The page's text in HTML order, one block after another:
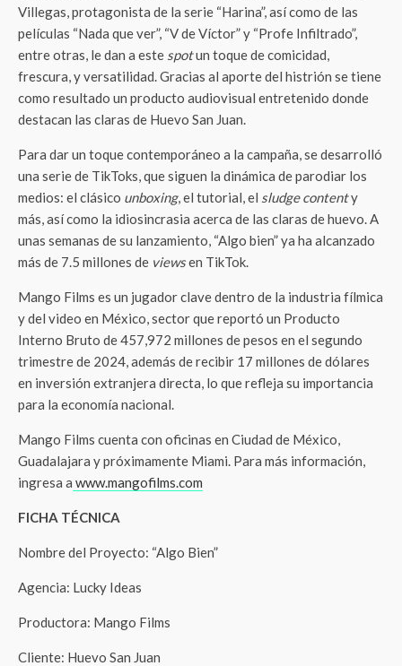
Villegas, protagonista de la serie “Harina”, así como de las
películas “Nada que ver”, “V de Víctor” y “Profe Infiltrado”,
entre otras, le dan a este spotun toque de comicidad,
frescura, y versatilidad. Gracias al aporte del histrión se tiene
como resultado un producto audiovisual entretenido donde
destacan las claras de Huevo San Juan.
Para dar un toque contemporáneo a la campaña, se desarrolló
una serie de TikToks, que siguen la dinámica de parodiar los
medios: el clásico unboxing, el tutorial, el sludge contenty
más, así como la idiosincrasia acerca de las claras de huevo. A
unas semanas de su lanzamiento, “Algo bien” ya ha alcanzado
más de 7.5 millones de viewsen TikTok.
Mango Films es un jugador clave dentro de la industria fílmica
y del video en México, sector que reportó un Producto
Interno Bruto de 457,972 millones de pesos en el segundo
trimestre de 2024, además de recibir 17 millones de dólares
en inversión extranjera directa, lo que refleja su importancia
para la economía nacional.
Mango Films cuenta con oficinas en Ciudad de México,
Guadalajara y próximamente Miami. Para más información,
ingresa a www.mangofilms.com
FICHA TÉCNICA
Nombre del Proyecto: “Algo Bien”
Agencia: Lucky Ideas
Productora: Mango Films
Cliente: Huevo San Juan